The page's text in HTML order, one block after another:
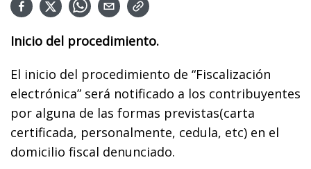
Inicio del procedimiento.
El inicio del procedimiento de “Fiscalización
electrónica” será notificado a los contribuyentes
por alguna de las formas previstas(carta
certificada, personalmente, cedula, etc) en el
domicilio fiscal denunciado.